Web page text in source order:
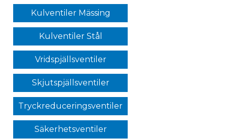
Kulventiler Mässing
Kulventiler Stål
Vridspjällsventiler
Skjutspjällsventiler
Tryckreduceringsventiler
Säkerhetsventiler